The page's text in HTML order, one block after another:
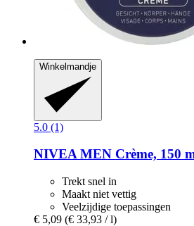
Winkelmandje
5.0 (1)
NIVEAMEN Crème, 150
Trekt snel in
Maakt niet vettig
Veelzijdige toepassingen
€ 5,09 (€ 33,93 / l)